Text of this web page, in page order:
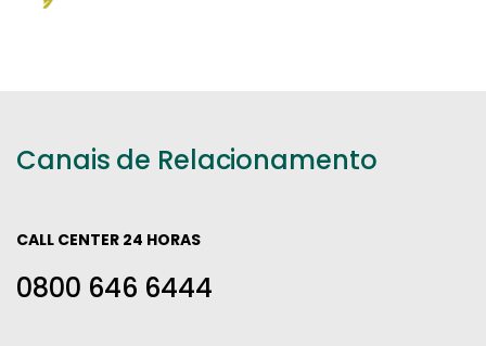
Canais de Relacionamento
CALL CENTER 24 HORAS
0800 646 6444